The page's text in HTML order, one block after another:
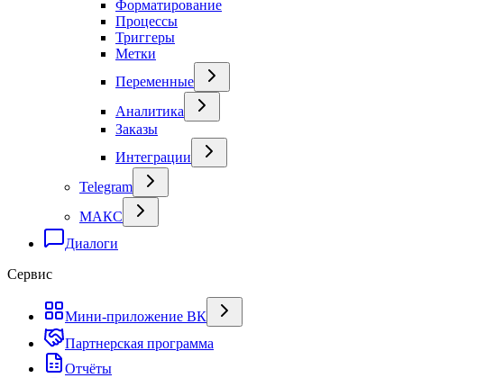
Форматирование
Процессы
Триггеры
Метки
Переменные
Аналитика
Заказы
Интеграции
Telegram
МАКС
Диалоги
Сервис
Мини-приложение ВК
Партнерская программа
Отчёты